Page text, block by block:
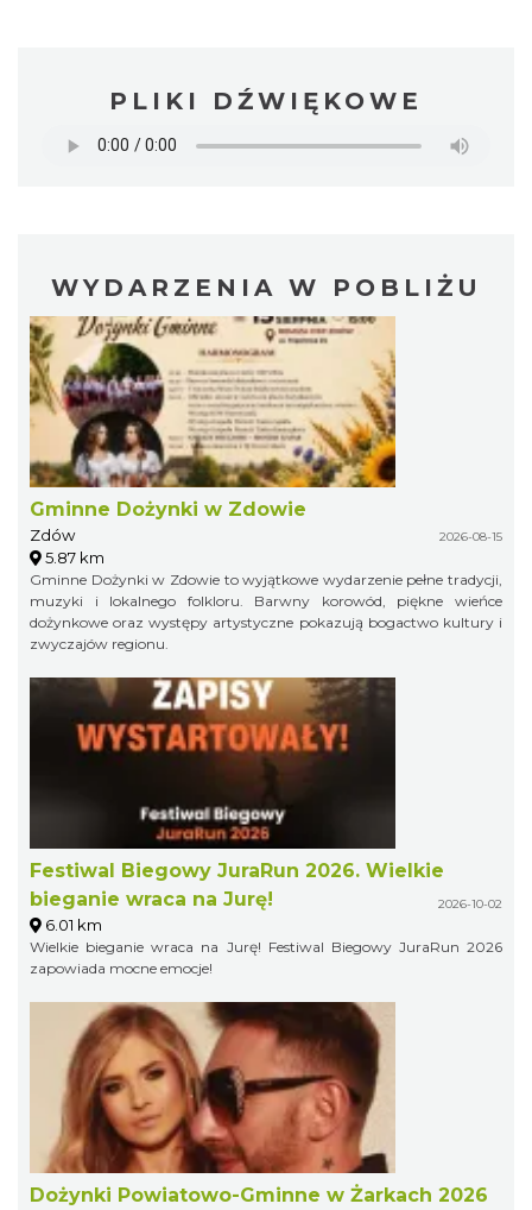
PLIKI DŹWIĘKOWE
WYDARZENIA W POBLIŻU
Gminne Dożynki w Zdowie
Zdów 2026-08-15
5.87 km
Gminne Dożynki w Zdowie to wyjątkowe wydarzenie pełne tradycji,
muzyki i lokalnego folkloru. Barwny korowód, piękne wieńce
dożynkowe oraz występy artystyczne pokazują bogactwo kultury i
zwyczajów regionu.
Festiwal Biegowy JuraRun 2026. Wielkie
bieganie wraca na Jurę!
2026-10-02
6.01 km
Wielkie bieganie wraca na Jurę! Festiwal Biegowy JuraRun 2026
zapowiada mocne emocje!
Dożynki Powiatowo-Gminne w Żarkach 2026